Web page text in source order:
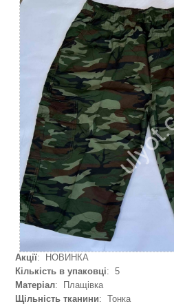
Акції: НОВИНКА
Кількість в упаковці: 5
Матеріал: Плащівка
Щільність тканини: Тонка